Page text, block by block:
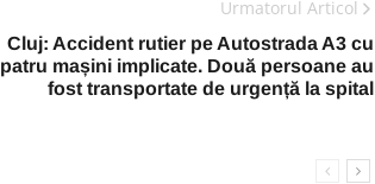
Urmatorul Articol
Cluj: Accident rutier pe Autostrada A3 cu
patru mașini implicate. Două persoane au
fost transportate de urgență la spital